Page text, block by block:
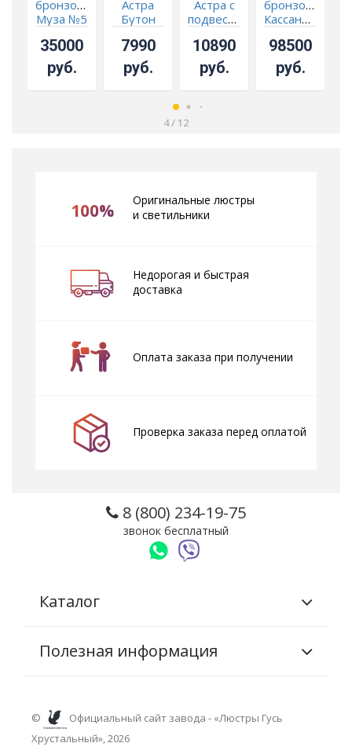
бронзовая
Муза №5
35000
руб.
Астра
Бутон
7990
руб.
Астра с
подвесом
10890
руб.
бронзовая
Кассандра
№12
баден
98500
руб.
4/ 12
100%
Оригинальные люстры
и светильники
Недорогая и быстрая
доставка
Оплата заказа при получении
Проверка заказа перед оплатой
8 (800) 234-19-75
звонок бесплатный
Каталог
Полезная информация
©
Официальный сайт завода - «Люстры Гусь
Хрустальный», 2026